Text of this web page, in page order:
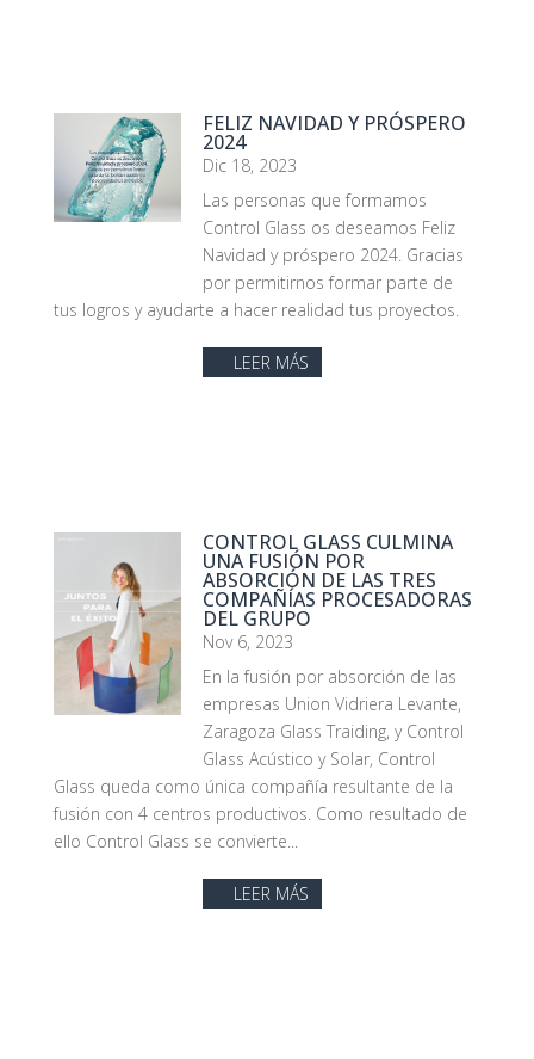
FELIZ NAVIDAD Y PRÓSPERO
2024
Dic 18, 2023
Las personas que formamos
Control Glass os deseamos Feliz
Navidad y próspero 2024. Gracias
por permitirnos formar parte de
tus logros y ayudarte a hacer realidad tus proyectos.
LEER MÁS
CONTROL GLASS CULMINA
UNA FUSIÓN POR
ABSORCIÓN DE LAS TRES
COMPAÑÍAS PROCESADORAS
DEL GRUPO
Nov 6, 2023
En la fusión por absorción de las
empresas Union Vidriera Levante,
Zaragoza Glass Traiding, y Control
Glass Acústico y Solar, Control
Glass queda como única compañía resultante de la
fusión con 4 centros productivos. Como resultado de
ello Control Glass se convierte...
LEER MÁS